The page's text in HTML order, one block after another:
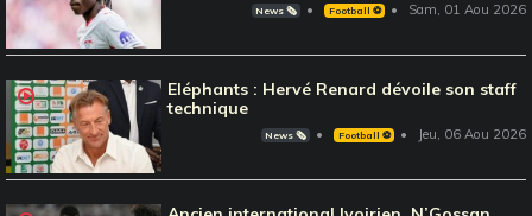
News 🗞️ Football ⚽️ Sam, 01 Aou 2026
Eléphants : Hervé Renard dévoile son staff
technique
News 🗞️ Football ⚽️ Jeu, 06 Aou 2026